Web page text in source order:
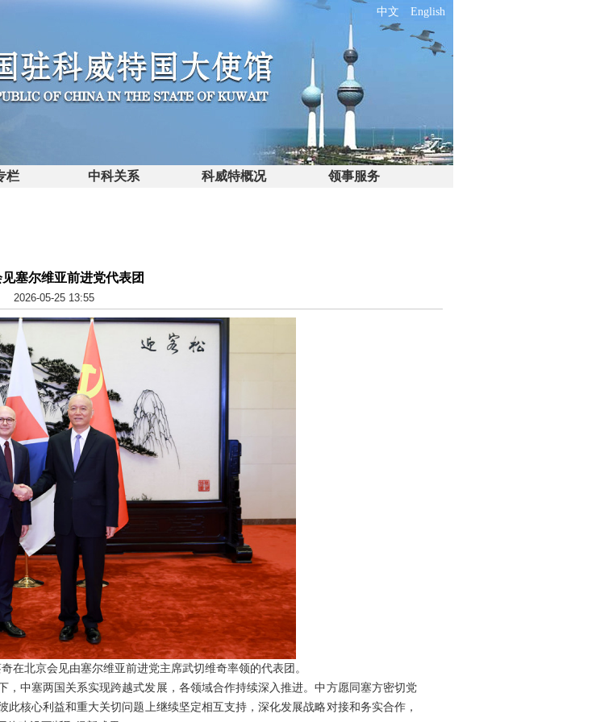
中文 English
栏 中科关系 科威特概况 领事服务
塞尔维亚前进党代表团
2026-05-25 13:55
在北京会见由塞尔维亚前进党主席武切维奇率领的代表团。
中塞两国关系实现跨越式发展，各领域合作持续深入推进。中方愿同塞方密切党
核心利益和重大关切问题上继续坚定相互支持，深化发展战略对接和务实合作，